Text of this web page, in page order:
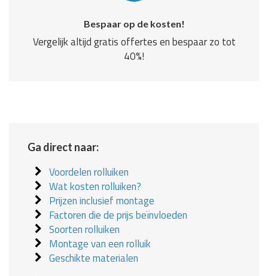
Bespaar op de kosten!
Vergelijk altijd gratis offertes en bespaar zo tot
40%!
Ga direct naar:
Voordelen rolluiken
Wat kosten rolluiken?
Prijzen inclusief montage
Factoren die de prijs beïnvloeden
Soorten rolluiken
Montage van een rolluik
Geschikte materialen